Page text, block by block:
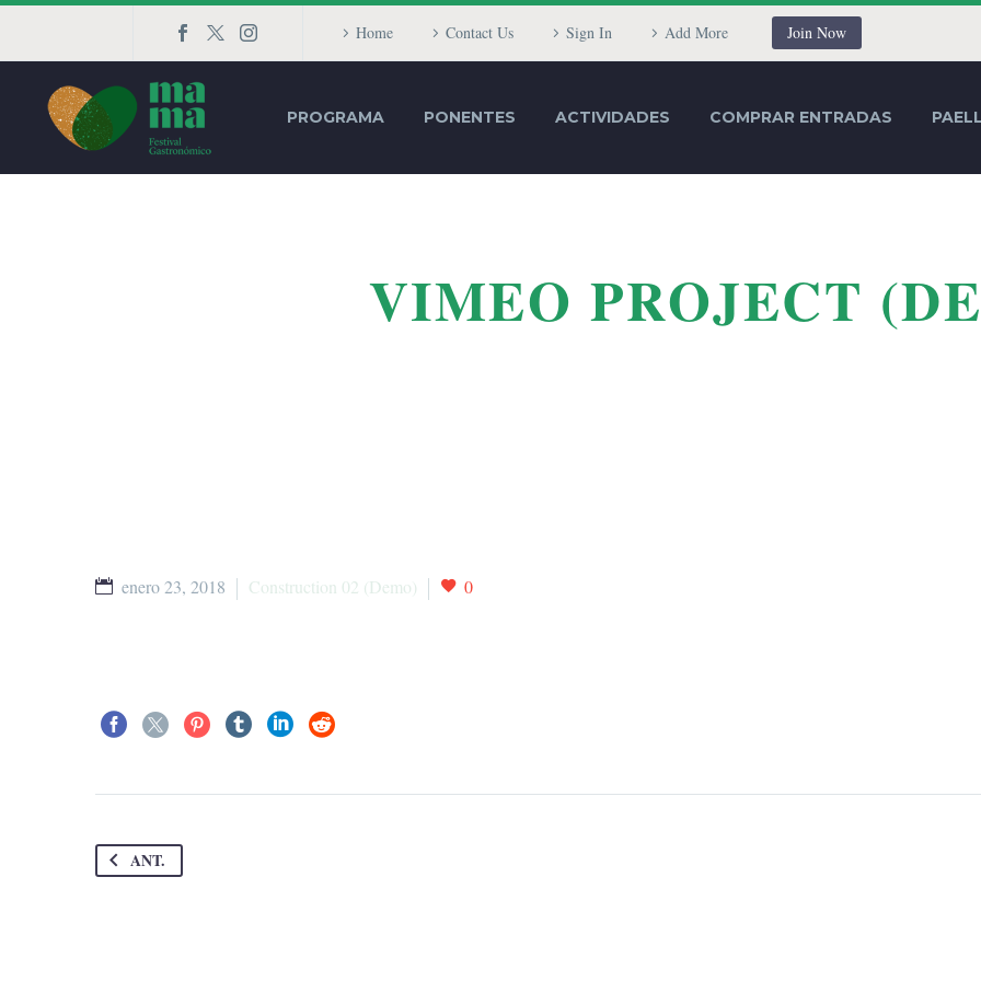
Home Contact Us Sign In Add More Join Now
PROGRAMA PONENTES ACTIVIDADES COMPRAR ENTRADAS
VIMEO PROJECT
enero 23, 2018 Construction 02 (Demo) 0
ANT.